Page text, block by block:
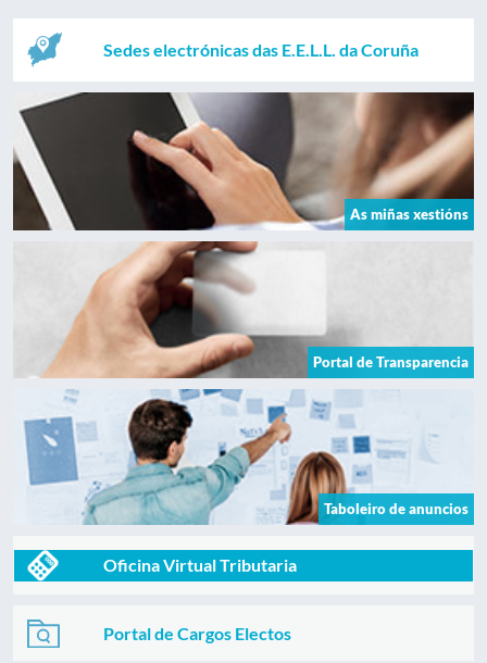
Sedes electrónicas das E.E.L.L. da Coruña
As miñas xestións
Portal de Transparencia
Taboleiro de anuncios
Oficina Virtual Tributaria
Portal de Cargos Electos